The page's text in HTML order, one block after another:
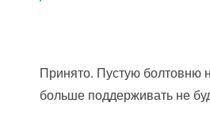
Принято. Пустую болтовню
больше поддерживать не